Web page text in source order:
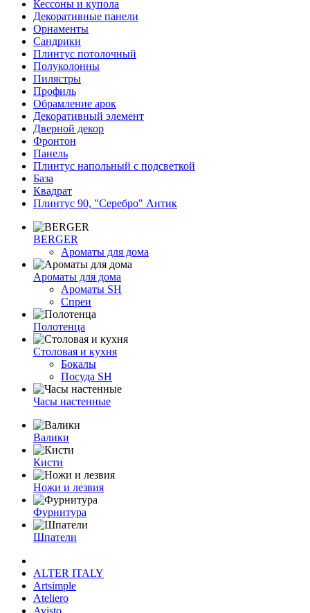
Кессоны и купола
Декоративные панели
Орнаменты
Сандрики
Плинтус потолочный
Полуколонны
Пилястры
Профиль
Обрамление арок
Декоративный элемент
Дверной декор
Фронтон
Панель
Плинтус напольный с подсветкой
База
Квадрат
Плинтус 90, "Серебро" Антик
BERGER
Ароматы для дома
Ароматы для дома
Ароматы SH
Спреи
Полотенца
Столовая и кухня
Бокалы
Посуда SH
Часы настенные
Валики
Кисти
Ножи и лезвия
Фурнитура
Шпатели
ALTER ITALY
Artsimple
Ateliero
Avisto